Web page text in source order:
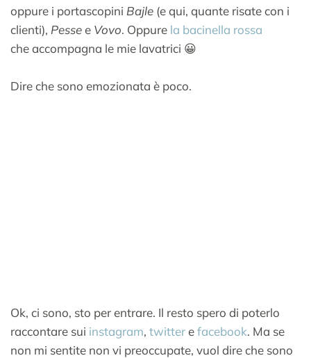
oppure i portascopini Bajle (e qui, quante risate con i
clienti), Pessee Vovo. Oppure la bacinella rossa
che accompagna le mie lavatrici 😀
Dire che sono emozionata è poco.
Ok, ci sono, sto per entrare. Il resto spero di poterlo
raccontare sui instagram, twitterefacebook. Ma se
non mi sentite non vi preoccupate, vuol dire che sono